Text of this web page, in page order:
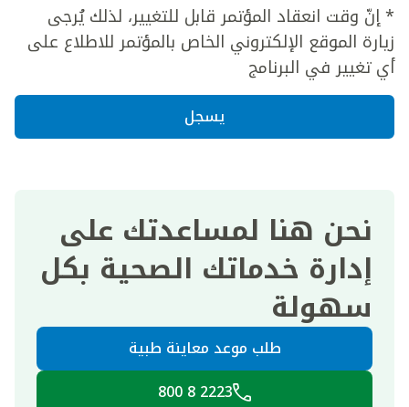
* إنّ وقت انعقاد المؤتمر قابل للتغيير، لذلك يُرجى
زيارة الموقع الإلكتروني الخاص بالمؤتمر للاطلاع على
أي تغيير في البرنامج
يسجل
نحن هنا لمساعدتك على
إدارة خدماتك الصحية بكل
سهولة
طلب موعد معاينة طبية
2223 8 800